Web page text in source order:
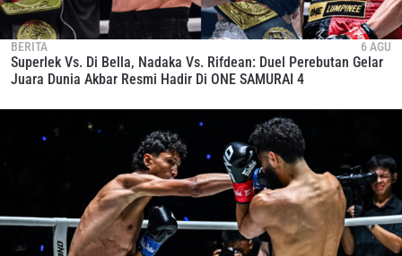
BERITA 6 AGU
Superlek Vs. Di Bella, Nadaka Vs. Rifdean: Duel Perebutan Gelar
Juara Dunia Akbar Resmi Hadir Di ONE SAMURAI 4